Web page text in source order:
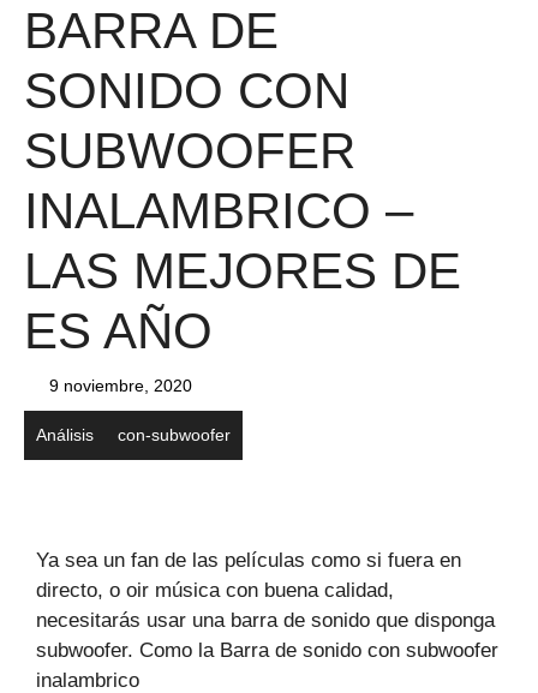
BARRA DE
SONIDO CON
SUBWOOFER
INALAMBRICO –
LAS MEJORES DE
ES AÑO
9 noviembre, 2020
Análisis con-subwoofer
Ya sea un fan de las películas como si fuera en
directo, o oir música con buena calidad,
necesitarás usar una barra de sonido que disponga
subwoofer. Como la Barra de sonido con subwoofer
inalambrico